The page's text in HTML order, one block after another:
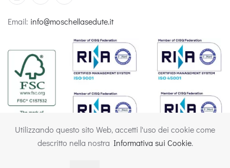
Email: info@moschellasedute.it
Utilizzando questo sito Web, accetti l'uso dei cookie come
descritto nella nostra Informativa sui Cookie.